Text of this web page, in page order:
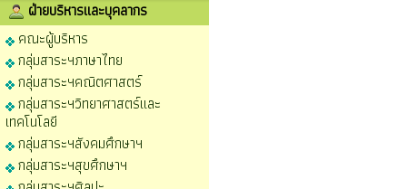
ฝ่ายบริหารและบุคลากร
คณะผู้บริหาร
กลุ่มสาระฯภาษาไทย
กลุ่มสาระฯคณิตศาสตร์
กลุ่มสาระฯวิทยาศาสตร์และ
เทคโนโลยี
กลุ่มสาระฯสังคมศึกษาฯ
กลุ่มสาระฯสุขศึกษาฯ